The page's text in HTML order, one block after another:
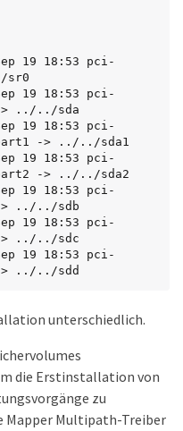
19 18:53 pci-
sr0
19 18:53 pci-
> ../../sda
19 18:53 pci-
-> ../../sda1
19 18:53 pci-
-> ../../sda2
19 18:53 pci-
> ../../sdb
19 18:53 pci-
-> ../../sdc
19 18:53 pci-
> ../../sdd
unterschiedlich.
die Erstinstallation von
zu
Mapper Multipath-Treiber